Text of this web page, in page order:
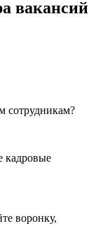
вакансий
сотрудникам?
кадровые
воронку,